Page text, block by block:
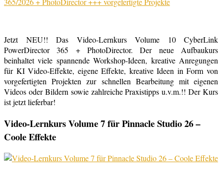
Jetzt NEU!! Das Video-Lernkurs Volume 10 CyberLink
PowerDirector 365 + PhotoDirector. Der neue Aufbaukurs
beinhaltet viele spannende Workshop-Ideen, kreative Anregungen
für KI Video-Effekte, eigene Effekte, kreative Ideen in Form von
vorgefertigten Projekten zur schnellen Bearbeitung mit eigenen
Videos oder Bildern sowie zahlreiche Praxistipps u.v.m.!! Der Kurs
ist jetzt lieferbar!
Video-Lernkurs Volume 7 für Pinnacle Studio 26 –
Coole Effekte